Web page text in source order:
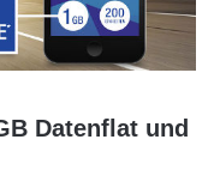
Datenflat und